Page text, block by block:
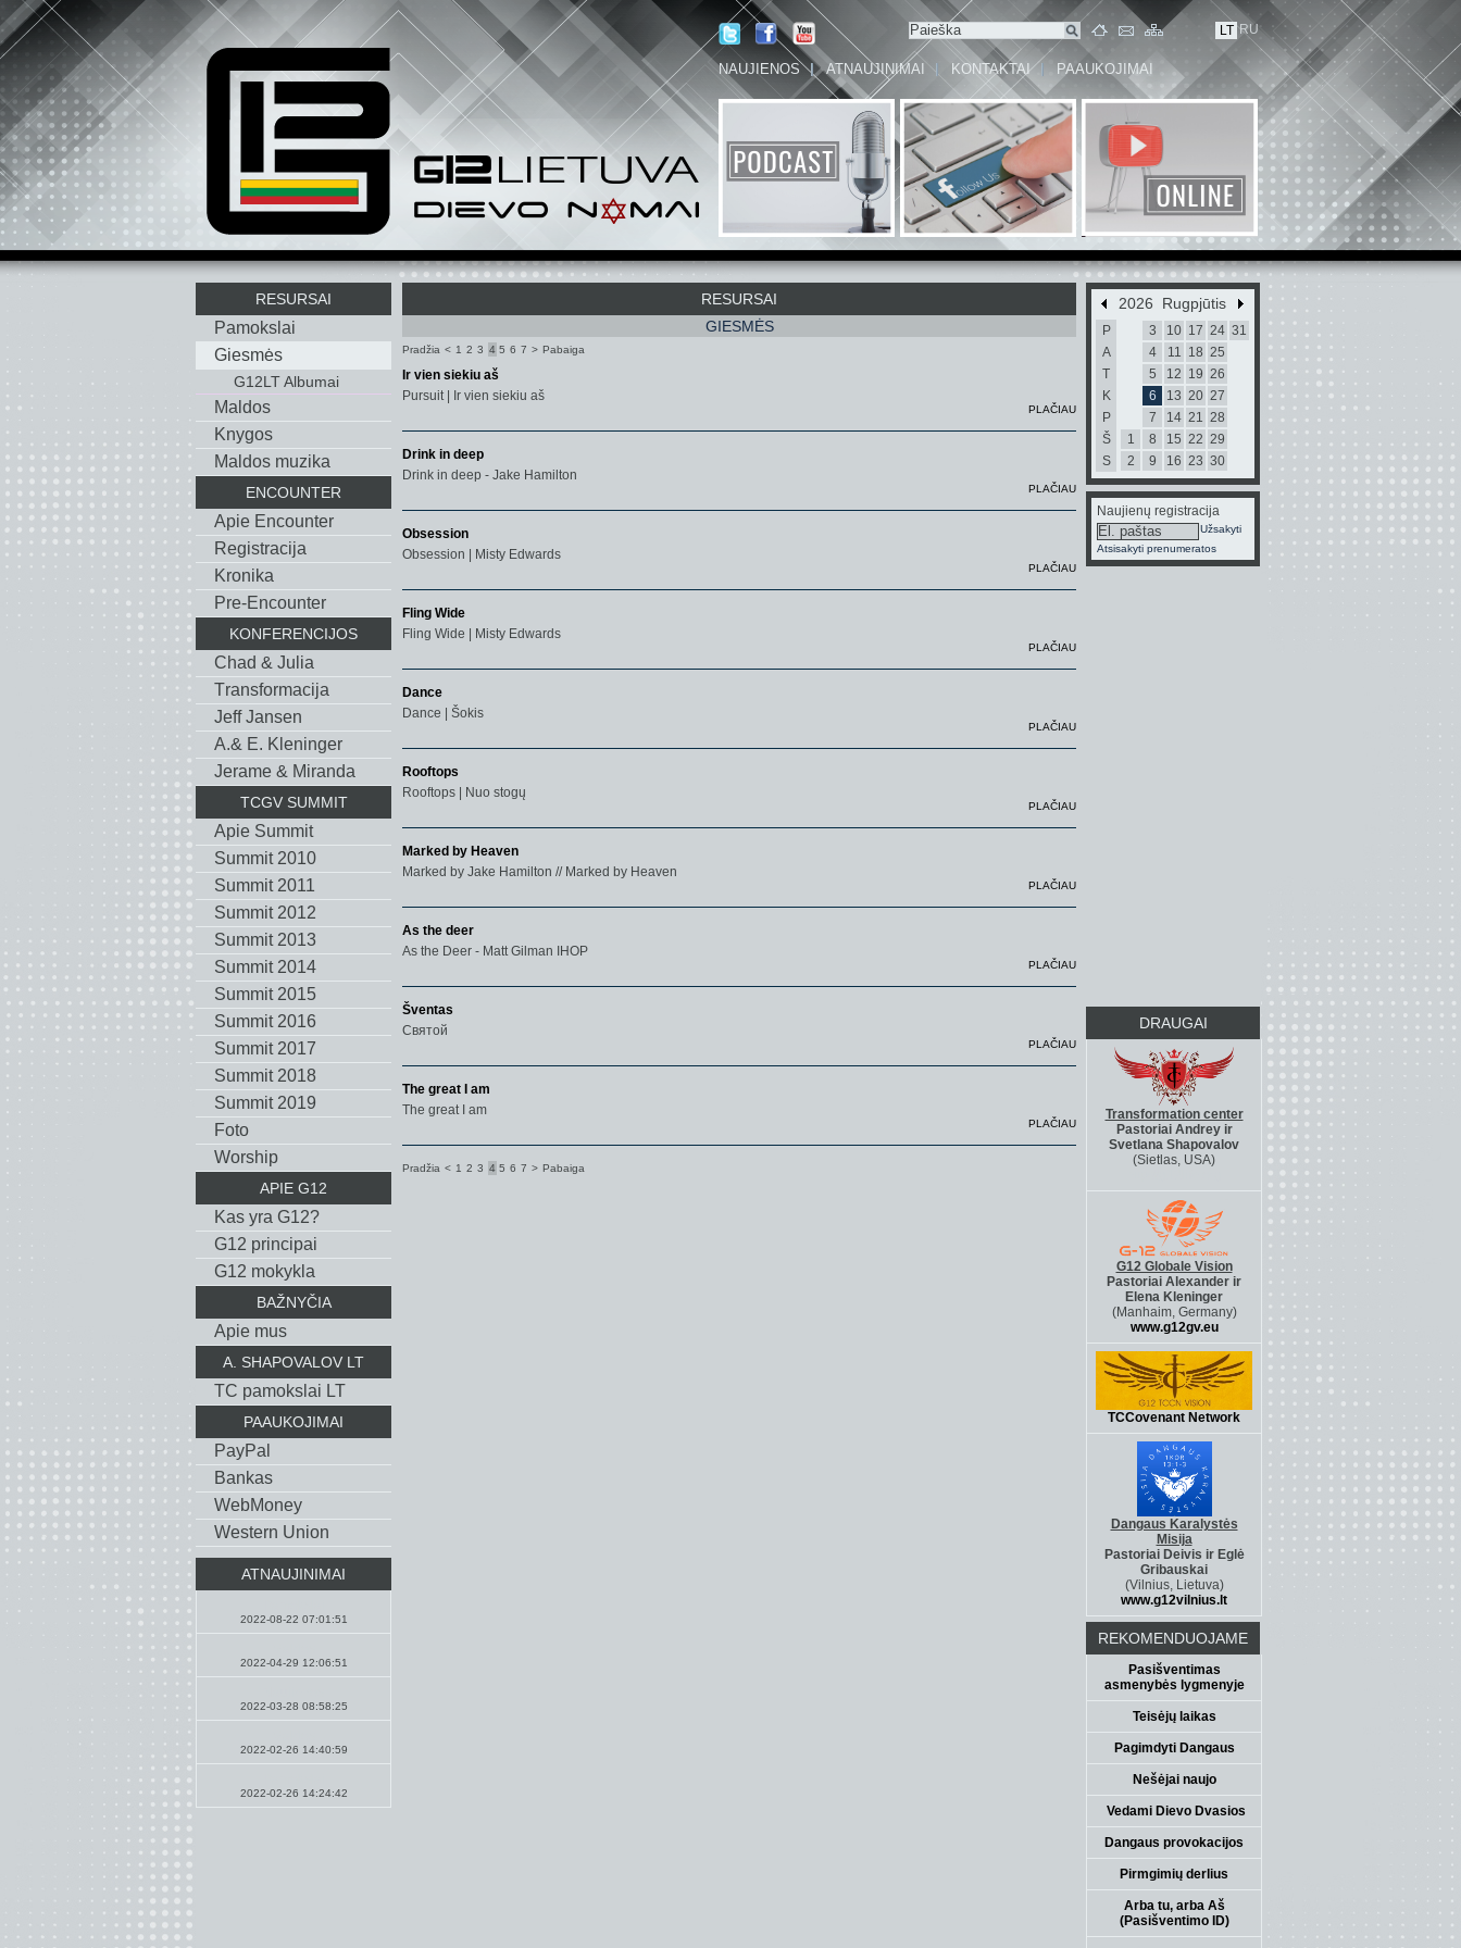
LT RU
NAUJIENOS ATNAUJINIMAI KONTAKTAI PAAUKOJIMAI
RESURSAI
Pamokslai
Giesmės
G12LT Albumai
Maldos
Knygos
Maldos muzika
ENCOUNTER
Apie Encounter
Registracija
Kronika
Pre-Encounter
KONFERENCIJOS
Chad & Julia
Тransformacija
Jeff Jansen
A.& E. Kleninger
Jerame & Miranda
TCGV SUMMIT
Apie Summit
Summit 2010
Summit 2011
Summit 2012
Summit 2013
Summit 2014
Summit 2015
Summit 2016
Summit 2017
Summit 2018
Summit 2019
Foto
Worship
APIE G12
Kas yra G12?
G12 principai
G12 mokykla
BAŽNYČIA
Apie mus
A. SHAPOVALOV LT
TC pamokslai LT
PAAUKOJIMAI
PayPal
Bankas
WebMoney
Western Union
ATNAUJINIMAI
2022-08-22 07:01:51
2022-04-29 12:06:51
2022-03-28 08:58:25
2022-02-26 14:40:59
2022-02-26 14:24:42
RESURSAI
GIESMĖS
Pradžia < 1 2 3 4 5 6 7 > Pabaiga
Ir vien siekiu aš
Pursuit | Ir vien siekiu aš
PLAČIAU
Drink in deep
Drink in deep - Jake Hamilton
PLAČIAU
Obsession
Obsession | Misty Edwards
PLAČIAU
Fling Wide
Fling Wide | Misty Edwards
PLAČIAU
Dance
Dance | Šokis
PLAČIAU
Rooftops
Rooftops | Nuo stogų
PLAČIAU
Marked by Heaven
Marked by Jake Hamilton // Marked by Heaven
PLAČIAU
As the deer
As the Deer - Matt Gilman IHOP
PLAČIAU
Šventas
Святой
PLAČIAU
The great I am
The great I am
PLAČIAU
Pradžia < 1 2 3 4 5 6 7 > Pabaiga
2026 Rugpjūtis
P
A
T
K
P
Š
S
1
2
3
4
5
6
7
8
9
10
11
12
13
14
15
16
17
18
19
20
21
22
23
24
25
26
27
28
29
30
31
Naujienų registracija
Užsakyti
Atsisakyti prenumeratos
DRAUGAI
Transformation center
Pastoriai Andrey ir
Svetlana Shapovalov
(Sietlas, USA)
G12 Globale Vision
Pastoriai Alexander ir
Elena Kleninger
(Manhaim, Germany)
www.g12gv.eu
TCCovenant Network
Dangaus Karalystės
Misija
Pastoriai Deivis ir Eglė
Gribauskai
(Vilnius, Lietuva)
www.g12vilnius.lt
REKOMENDUOJAME
Pasišventimas
asmenybės lygmenyje
Teisėjų laikas
Pagimdyti Dangaus
Nešėjai naujo
Vedami Dievo Dvasios
Dangaus provokacijos
Pirmgimių derlius
Arba tu, arba Aš
(Pasišventimo ID)